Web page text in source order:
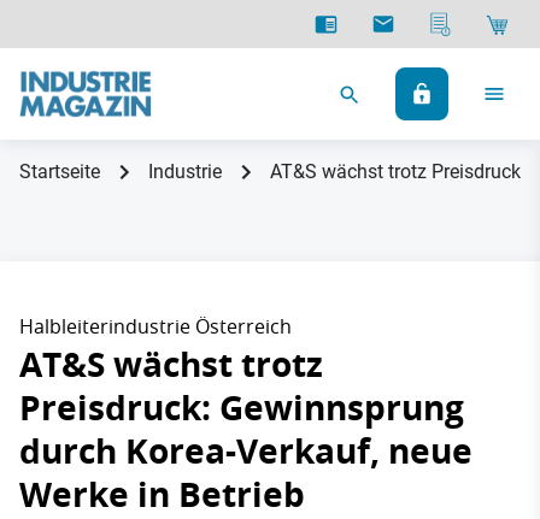
Startseite Industrie AT&S wächst trotz Preisdruck:
Halbleiterindustrie Österreich
AT&S wächst trotz
Preisdruck: Gewinnsprung
durch Korea-Verkauf, neue
Werke in Betrieb